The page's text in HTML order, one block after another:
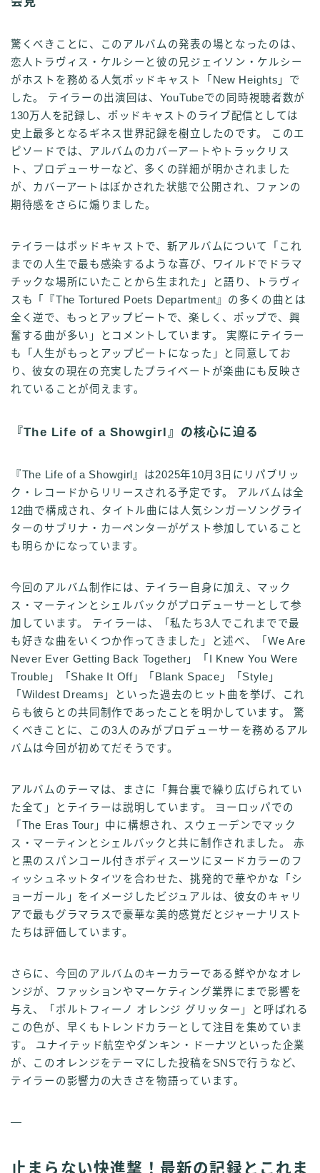
驚くべきことに、このアルバムの発表の場となったのは、
恋人トラヴィス・ケルシーと彼の兄ジェイソン・ケルシー
がホストを務める人気ポッドキャスト「New Heights」で
した。 テイラーの出演回は、YouTubeでの同時視聴者数が
130万人を記録し、ポッドキャストのライブ配信としては
史上最多となるギネス世界記録を樹立したのです。 このエ
ピソードでは、アルバムのカバーアートやトラックリス
ト、プロデューサーなど、多くの詳細が明かされました
が、カバーアートはぼかされた状態で公開され、ファンの
期待感をさらに煽りました。
テイラーはポッドキャストで、新アルバムについて「これ
までの人生で最も感染するような喜び、ワイルドでドラマ
チックな場所にいたことから生まれた」と語り、トラヴィ
スも「『The Tortured Poets Department』の多くの曲とは
全く逆で、もっとアップビートで、楽しく、ポップで、興
奮する曲が多い」とコメントしています。 実際にテイラー
も「人生がもっとアップビートになった」と同意してお
り、彼女の現在の充実したプライベートが楽曲にも反映さ
れていることが伺えます。
『The Life of a Showgirl』の核心に迫る
『The Life of a Showgirl』は2025年10月3日にリパブリッ
ク・レコードからリリースされる予定です。 アルバムは全
12曲で構成され、タイトル曲には人気シンガーソングライ
ターのサブリナ・カーペンターがゲスト参加していること
も明らかになっています。
今回のアルバム制作には、テイラー自身に加え、マック
ス・マーティンとシェルバックがプロデューサーとして参
加しています。 テイラーは、「私たち3人でこれまでで最
も好きな曲をいくつか作ってきました」と述べ、「We Are
Never Ever Getting Back Together」「I Knew You Were
Trouble」「Shake It Off」「Blank Space」「Style」
「Wildest Dreams」といった過去のヒット曲を挙げ、これ
らも彼らとの共同制作であったことを明かしています。 驚
くべきことに、この3人のみがプロデューサーを務めるアル
バムは今回が初めてだそうです。
アルバムのテーマは、まさに「舞台裏で繰り広げられてい
た全て」とテイラーは説明しています。 ヨーロッパでの
「The Eras Tour」中に構想され、スウェーデンでマック
ス・マーティンとシェルバックと共に制作されました。 赤
と黒のスパンコール付きボディスーツにヌードカラーのフ
ィッシュネットタイツを合わせた、挑発的で華やかな「シ
ョーガール」をイメージしたビジュアルは、彼女のキャリ
アで最もグラマラスで豪華な美的感覚だとジャーナリスト
たちは評価しています。
さらに、今回のアルバムのキーカラーである鮮やかなオレ
ンジが、ファッションやマーケティング業界にまで影響を
与え、「ポルトフィーノ オレンジ グリッター」と呼ばれる
この色が、早くもトレンドカラーとして注目を集めていま
す。 ユナイテッド航空やダンキン・ドーナツといった企業
が、このオレンジをテーマにした投稿をSNSで行うなど、
テイラーの影響力の大きさを物語っています。
—
止まらない快進撃！最新の記録とこれま